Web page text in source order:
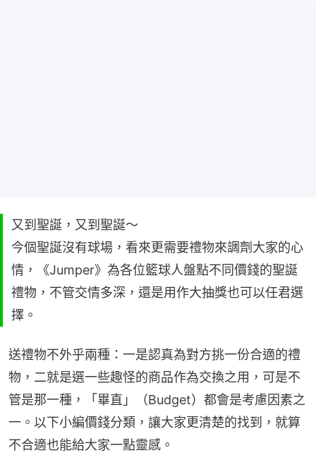
又到聖誕，又到聖誕～
今個聖誕沒有球場，看來更需要禮物來調劑大家的心
情，《Jumper》為各位籃球人盤點不同價錢的聖誕
禮物，不管交情多深，還是用作大抽獎也可以任君選
擇。
送禮物不外乎兩種：一是認真為對方挑一份合適的禮
物，二就是選一些趣怪的商品作為交換之用，可是不
管是那一種，「畢直」（Budget）都會是考慮因素之
一。以下小編價錢分類，讓大家更清楚的找到，就算
不合適也能給大家一點靈感。